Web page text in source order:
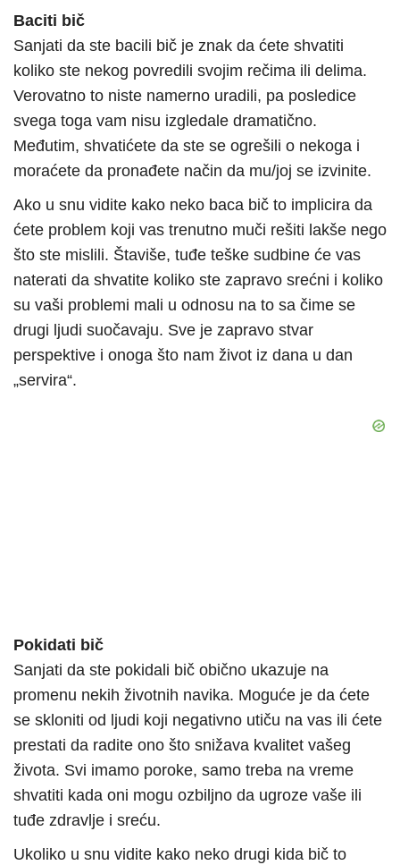
Baciti bič
Sanjati da ste bacili bič je znak da ćete shvatiti
koliko ste nekog povredili svojim rečima ili delima.
Verovatno to niste namerno uradili, pa posledice
svega toga vam nisu izgledale dramatično.
Međutim, shvatićete da ste se ogrešili o nekoga i
moraćete da pronađete način da mu/joj se izvinite.
Ako u snu vidite kako neko baca bič to implicira da
ćete problem koji vas trenutno muči rešiti lakše nego
što ste mislili. Štaviše, tuđe teške sudbine će vas
naterati da shvatite koliko ste zapravo srećni i koliko
su vaši problemi mali u odnosu na to sa čime se
drugi ljudi suočavaju. Sve je zapravo stvar
perspektive i onoga što nam život iz dana u dan
„servira“.
Pokidati bič
Sanjati da ste pokidali bič obično ukazuje na
promenu nekih životnih navika. Moguće je da ćete
se skloniti od ljudi koji negativno utiču na vas ili ćete
prestati da radite ono što snižava kvalitet vašeg
života. Svi imamo poroke, samo treba na vreme
shvatiti kada oni mogu ozbiljno da ugroze vaše ili
tuđe zdravlje i sreću.
Ukoliko u snu vidite kako neko drugi kida bič to